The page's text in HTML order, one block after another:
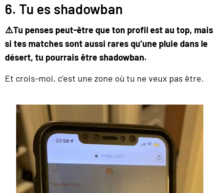
6. Tu es shadowban
⚠️Tu penses peut-être que ton profil est au top, mais
si tes matches sont aussi rares qu’une pluie dans le
désert, tu pourrais être shadowban.
Et crois-moi, c’est une zone où tu ne veux pas être.